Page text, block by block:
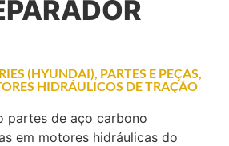
(HYUNDAI), PARTES E PEÇAS,
HIDRÁULICOS DE TRAÇÃO
partes de aço carbono
em motores hidráulicas do